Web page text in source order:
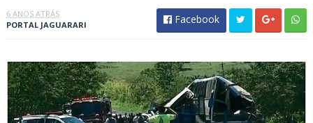
6 ANOS ATRÁS
PORTAL JAGUARARI
Facebook